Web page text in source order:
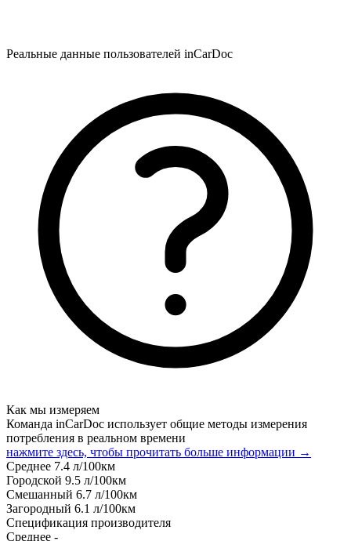
Реальные данные пользователей inCarDoc
Как мы измеряем
Команда inCarDoc использует общие методы измерения
потребления в реальном времени
нажмите здесь, чтобы прочитать больше информации →
Среднее 7.4 л/100км
Городской 9.5 л/100км
Смешанный 6.7 л/100км
Загородный 6.1 л/100км
Спецификация производителя
Среднее -